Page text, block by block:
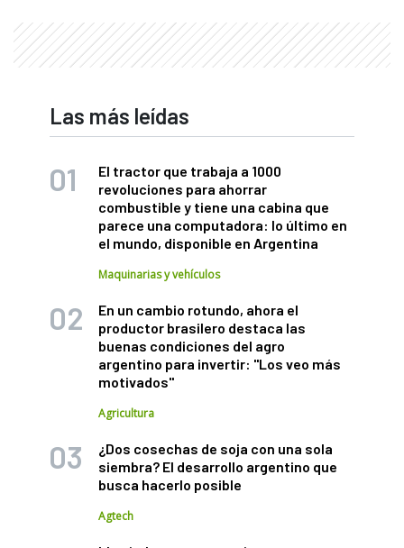
Las más leídas
El tractor que trabaja a 1000
revoluciones para ahorrar
combustible y tiene una cabina que
parece una computadora: lo último en
el mundo, disponible en Argentina
Maquinarias y vehículos
En un cambio rotundo, ahora el
productor brasilero destaca las
buenas condiciones del agro
argentino para invertir: "Los veo más
motivados"
Agricultura
¿Dos cosechas de soja con una sola
siembra? El desarrollo argentino que
busca hacerlo posible
Agtech